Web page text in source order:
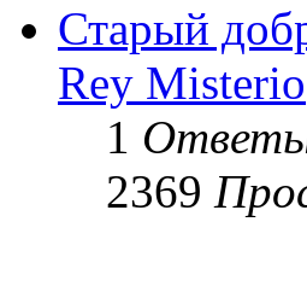
Старый
Rey Misterio
1
2369